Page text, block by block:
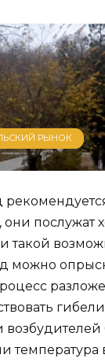
РЫНОК
они
такой
можно
температура